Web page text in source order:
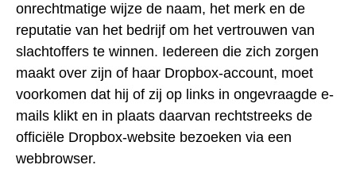
onrechtmatige wijze de naam, het merk en de
reputatie van het bedrijf om het vertrouwen van
slachtoffers te winnen. Iedereen die zich zorgen
maakt over zijn of haar Dropbox-account, moet
voorkomen dat hij of zij op links in ongevraagde e-
mails klikt en in plaats daarvan rechtstreeks de
officiële Dropbox-website bezoeken via een
webbrowser.